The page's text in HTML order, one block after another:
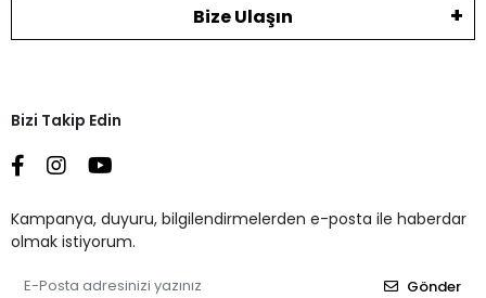
Bize Ulaşın
Bizi Takip Edin
Kampanya, duyuru, bilgilendirmelerden e-posta ile haberdar
olmak istiyorum.
Gönder